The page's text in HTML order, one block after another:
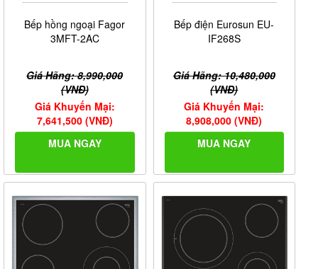
Ảnh giấy chứng nhận Nội Thất Phương Đông là đại lý
cấp I của thương hiệu
do công ty Chefs cung cấp
Bếp hồng ngoại Fagor
3MFT-2AC
Giá Hãng: 8,990,000
(VNĐ)
Giá Khuyến Mại:
7,641,500 (VNĐ)
MUA NGAY
Bếp điện Eurosun EU-
IF268S
Giá Hãng: 10,480,000
(VNĐ)
Giá Khuyến Mại:
8,908,000 (VNĐ)
MUA NGAY